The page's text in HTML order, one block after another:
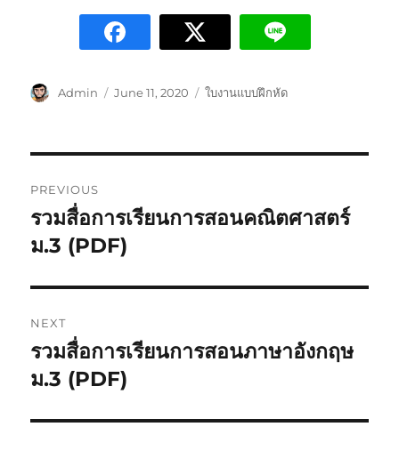
Admin June 11, 2020 ใบงานแบบฝึกหัด
PREVIOUS
รวมสื่อการเรียนการสอนคณิตศาสตร์
ม.3 (PDF)
NEXT
รวมสื่อการเรียนการสอนภาษาอังกฤษ
ม.3 (PDF)